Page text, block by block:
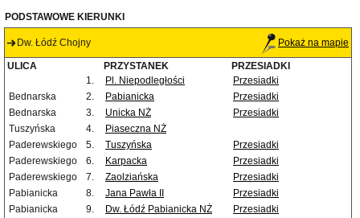
PODSTAWOWE KIERUNKI
Dw. Łódź Chojny Pokaż na mapie
ULICA PRZYSTANEK
PRZESIADKI
1.
Pl. Niepodległości
Przesiadki
Bednarska
2. Pabianicka
Przesiadki
Bednarska
3. Unicka NŻ
Przesiadki
Tuszyńska
4.
Piaseczna NŻ
Paderewskiego
5. Tuszyńska
Przesiadki
Paderewskiego
6. Karpacka
Przesiadki
Paderewskiego
7. Zaolziańska
Przesiadki
Pabianicka
8. Jana Pawła II
Przesiadki
Pabianicka
9. Dw. Łódź Pabianicka NŻ
Przesiadki